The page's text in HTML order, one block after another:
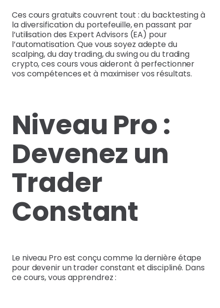
Ces cours gratuits couvrent tout : du backtesting à
la diversification du portefeuille, en passant par
l’utilisation des Expert Advisors (EA) pour
l’automatisation. Que vous soyez adepte du
scalping, du day trading, du swing ou du trading
crypto, ces cours vous aideront à perfectionner
vos compétences et à maximiser vos résultats.
Niveau Pro :
Devenez un
Trader
Constant
Le niveau Pro est conçu comme la dernière étape
pour devenir un trader constant et discipliné. Dans
ce cours, vous apprendrez :